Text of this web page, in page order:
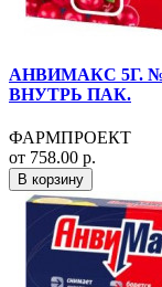
АНВИМАКС 5Г.
ВНУТРЬ ПАК.
ФАРМПРОЕКТ
от 758.00 р.
В корзину